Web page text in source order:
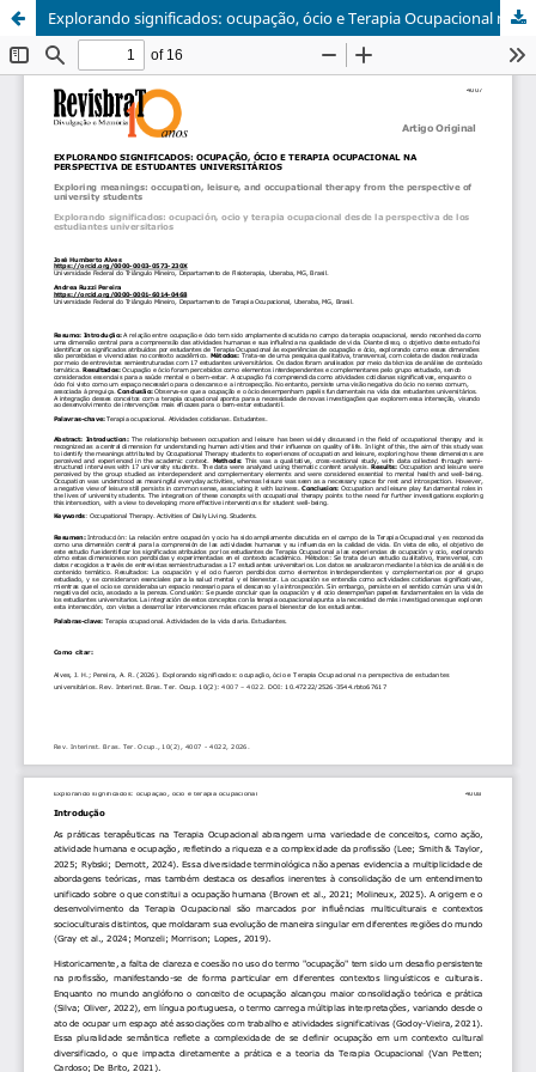
Explorando significados: ocupação, ócio e Terapia Ocupacional na perspectiva de estudantes universitários